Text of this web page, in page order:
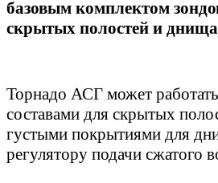
базовым комплектом
скрытых полостей и
Торнадо АСГ может
составами для скрытых
густыми покрытиями для
регулятору подачи сжатого